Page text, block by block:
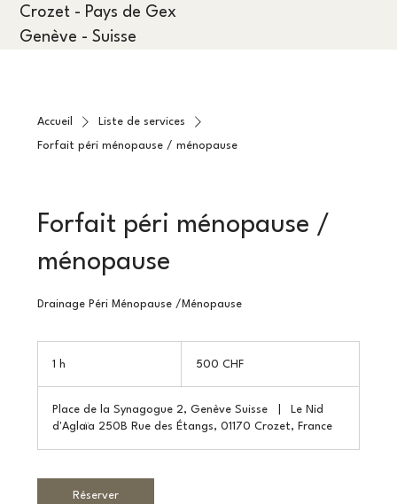
Crozet - Pays de Gex
Genève - Suisse
Accueil Liste de services
Forfait péri ménopause / ménopause
Forfait péri ménopause /
ménopause
Drainage Péri Ménopause /Ménopause
1 h
suisses
500 CHF
Place de la Synagogue 2, Genève Suisse
Le Nid
d'Aglaïa 250B Rue des Étangs, 01170 Crozet, France
Réserver